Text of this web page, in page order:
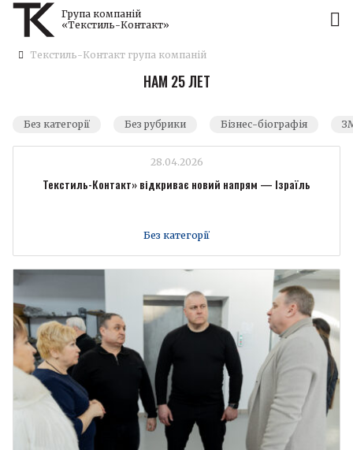
Група компаній
«Текстиль-Контакт»
Текстиль-Контакт група компаній
НАМ 25 ЛЕТ
Без категорії Без рубрики Бізнес-біографія
28.04.2026
Текстиль-Контакт» відкриває новий напрям — Ізраїль
Без категорії